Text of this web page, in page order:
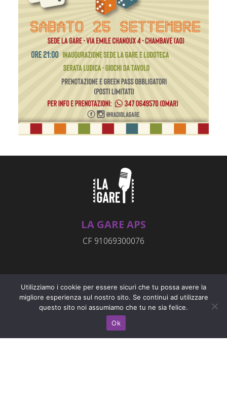
LA GARE APS
CF 91069300076
INDIRIZZO
Rue Emile Chanoux, 4
11023 - Chambave (AO)
CONTATTI
Utilizziamo i cookie per essere sicuri che tu possa avere la
migliore esperienza sul nostro sito. Se continui ad utilizzare
questo sito noi assumiamo che tu ne sia felice.
Ok